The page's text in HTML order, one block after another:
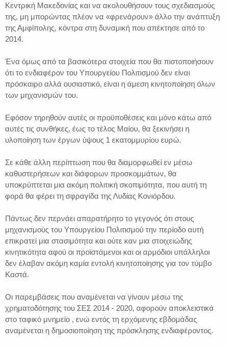
Κεντρική Μακεδονίας και να ακολουθήσουν τους σχεδιασμούς
της, μη μπορώντας πλέον να «φρενάρουν» άλλο την ανάπτυξη
της Αμφίπολης, κόντρα στη δυναμική που απέκτησε από το
2014.
Ένα όμως από τα βασικότερα στοιχεία που θα πιστοποιήσουν
ότι το ενδιαφέρον του Υπουργείου Πολιτισμού δεν είναι
πρόσκαιρο αλλά ουσιαστικό, είναι η άμεση κινητοποίηση όλων
των μηχανισμών του.
Εφόσον τηρηθούν αυτές οι προϋποθέσεις και μόνο κάτω από
αυτές τις συνθήκες, έως το τέλος Μαίου, θα ξεκινήσει η
υλοποίηση των έργων ύψους 1 εκατομμυρίου ευρώ.
Σε κάθε άλλη περίπτωση που θα διαμορφωθεί εν μέσω
καθυστερήσεων και διάφορων προσκομμάτων, θα
υποκρύπτεται μια ακόμη πολιτική σκοπιμότητα, που αυτή τη
φορά θα φέρει τη σφραγίδα της Λυδίας Κονιόρδου.
Πάντως δεν περνάει απαρατήρητο το γεγονός ότι στους
μηχανισμούς του Υπουργείου Πολιτισμού την περίοδο αυτή
επικρατεί μια στασιμότητα και ούτε καν μια στοιχειώδης
κινητικότητα αφού οι προϊστάμενοι και οι αρμόδιοι υπάλληλοι
δεν έλαβαν ακόμη καμία εντολή κινητοποίησης για τον τύμβο
Καστά.
Οι παρεμβάσεις που αναμένεται να γίνουν μέσω της
χρηματοδότησης του ΣΕΣ 2014 - 2020, αφορούν αποκλειστικά
στο ταφικό μνημείο , ενώ εντός τη ερχόμενης εβδομάδας
αναμένεται η δημοσιοποίηση της πρόσκλησης ενδιαφέροντος.